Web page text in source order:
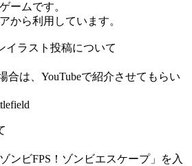
ームです。
から利用しています。
イラスト投稿について
合は、YouTubeで紹介させてもらい
ンビFPS！ゾンビエスケープ」を入